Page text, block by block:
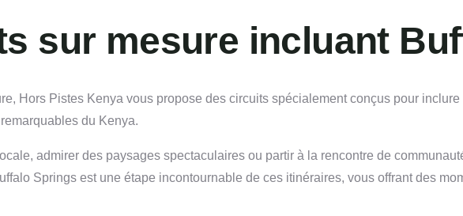
sur mesure incluant
Hors Pistes Kenya vous propose des circuits spécialement conçus pour
du Kenya.
admirer des paysages spectaculaires ou partir à la rencontre de
Springs est une étape incontournable de ces itinéraires, vous offrant des